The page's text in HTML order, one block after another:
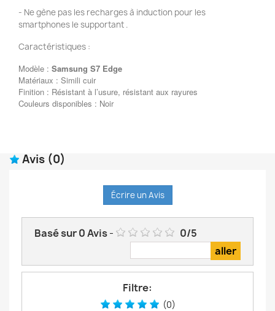
- Ne gène pas les recharges à induction pour les
smartphones le supportant .
Caractéristiques :
Modèle : Samsung S7 Edge
Matériaux : Simili cuir
Finition : Résistant à l’usure, résistant aux rayures
Couleurs disponibles : Noir
Avis (0)
Écrire un Avis
Basé sur0Avis- 0/5
Filtre:
(0)